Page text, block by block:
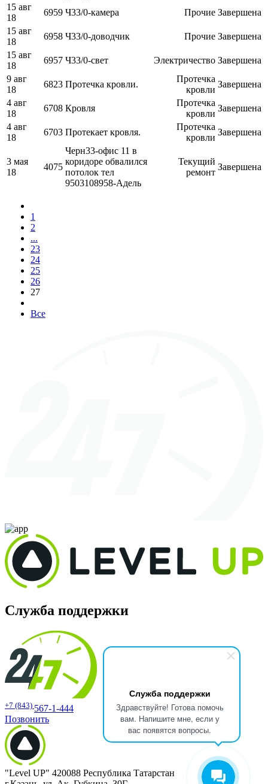
Служба поддержки
Здравствуйте! Готова помочь
вам. Напишите мне, если у
вас появятся вопросы.
15 авг
18
6959 Ч33/0-камера Прочие Завершена
15 авг
18
6958 Ч33/0-доводчик Прочие Завершена
15 авг
18
6957 Ч33/0-свет Электричество Завершена
9 авг
18
6823 Протечка кровли.
Протечка
кровли
Завершена
4 авг
18
6708 Кровля
Протечка
кровли
Завершена
4 авг
18
6703 Протекает кровля.
Протечка
кровли
Завершена
3 мая
18
4075
Черн33-офис 11 в
коридоре обвалился
потолок тел
9503108958-Адель
Текущий
ремонт
Завершена
1
2
...
23
24
25
26
27
Все
Служба поддержки
+7 (843) 567-1-444
Позвонить
"Level UP" 420088 Республика Татарстан